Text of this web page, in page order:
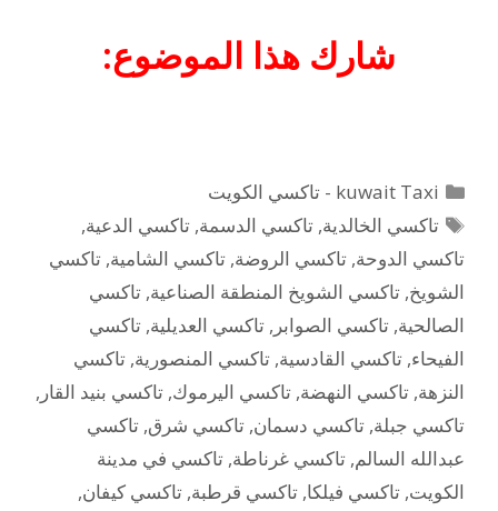
شارك هذا الموضوع:
التصنيفات
kuwait Taxi - تاكسي الكويت
الوسوم
تاكسي الخالدية,تاكسي الدسمة,تاكسي الدعية,
تاكسي الدوحة, تاكسي الروضة, تاكسي الشامية, تاكسي
الشويخ, تاكسي الشويخ المنطقة الصناعية, تاكسي
الصالحية, تاكسي الصوابر , تاكسي العديلية, تاكسي
الفيحاء, تاكسي القادسية, تاكسي المنصورية, تاكسي
النزهة, تاكسي النهضة, تاكسي اليرموك, تاكسي بنيد القار ,
تاكسي جبلة, تاكسي دسمان, تاكسي شرق, تاكسي
عبدالله السالم, تاكسي غرناطة, تاكسي في مدينة
الكويت, تاكسي فيلكا, تاكسي قرطبة, تاكسي كيفان,